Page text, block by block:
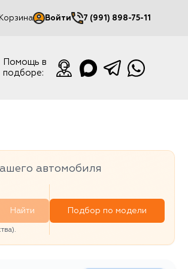
Корзина Войти
Мой кабинет
7 (991) 898-75-11
Помощь в
подборе:
автомобиля
Найти Подбор по модели